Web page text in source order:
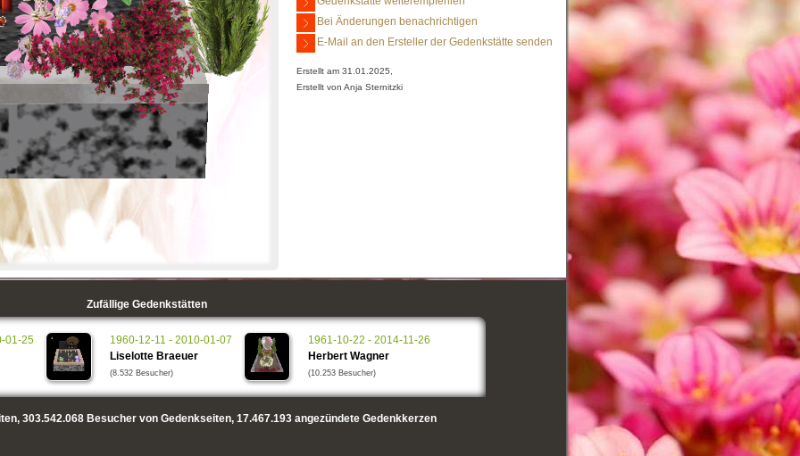
Bei Änderungen benachrichtigen
E-Mail an den Ersteller der Gedenkstätte senden
Erstellt am 31.01.2025,
Erstellt von Anja Sternitzki
Zufällige Gedenkstätten
01-25
1960-12-11 - 2010-01-07
Liselotte Braeuer
(8.532 Besucher)
1961-10-22 - 2014-11-26
Herbert Wagner
(10.253 Besucher)
303.542.068Besucher von Gedenkseiten, 17.467.193angezündete Gedenkkerzen